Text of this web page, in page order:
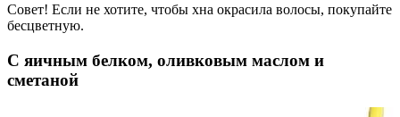
Совет! Если не хотите, чтобы хна окрасила волосы, покупайте
бесцветную.
С яичным белком, оливковым маслом и
сметаной